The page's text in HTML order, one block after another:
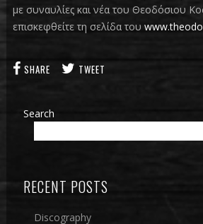
με συναυλίες και νέα του Θεοδόσιου
επισκεφθείτε τη σελίδα του www.theo
SHARE TWEET
Search
RECENT POSTS
Discography